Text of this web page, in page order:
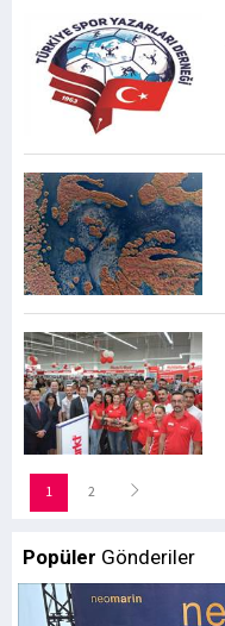
1 2
Popüler Gönderiler